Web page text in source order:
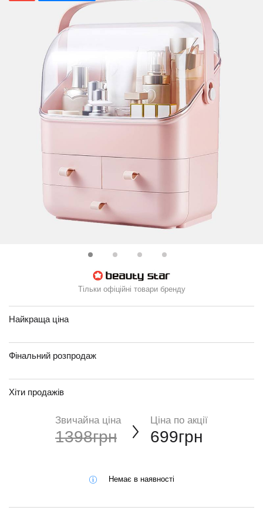
Тільки офіційні товари бренду
Найкраща ціна
Фінальний розпродаж
Хіти продажів
Звичайна ціна
1398грн
Ціна по акції
699грн
Немає в наявності